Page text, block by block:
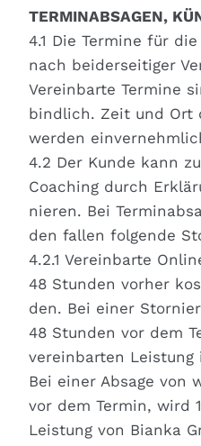
TERMINABSAGEN,
4.1 Die Ter­mi­ne für
nach bei­der­sei­ti­ger
Ver­ein­bar­te Ter­mi­ne
bind­lich. Zeit und Ort
wer­den
4.2 Der Kun­de kann
Coa­ching durch
nie­ren. Bei
den fal­len fol­gen­de
4.2.1 Ver­ein­bar­te
48 Stun­den vor­her
den. Bei einer
48 Stun­den vor dem
ver­ein­bar­ten Leis­tung
Bei einer Absa­ge von
vor dem Ter­min, wird
Leis­tung von Bian­ka